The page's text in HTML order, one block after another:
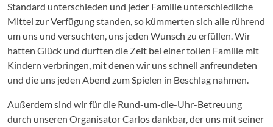
Standard unterschieden und jeder Familie unterschiedliche
Mittel zur Verfügung standen, so kümmerten sich alle rührend
um uns und versuchten, uns jeden Wunsch zu erfüllen. Wir
hatten Glück und durften die Zeit bei einer tollen Familie mit
Kindern verbringen, mit denen wir uns schnell anfreundeten
und die uns jeden Abend zum Spielen in Beschlag nahmen.
Außerdem sind wir für die Rund-um-die-Uhr-Betreuung
durch unseren Organisator Carlos dankbar, der uns mit seiner